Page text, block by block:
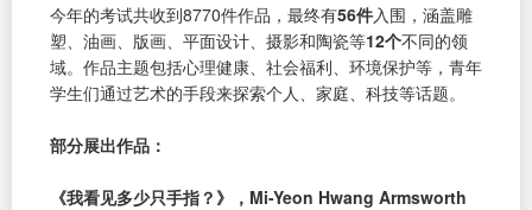
今年的考试共收到8770件作品，最终有56件入围，涵盖雕
塑、油画、版画、平面设计、摄影和陶瓷等12个不同的领
域。作品主题包括心理健康、社会福利、环境保护等，青年
学生们通过艺术的手段来探索个人、家庭、科技等话题。
部分展出作品：
《我看见多少只手指？》，Mi-Yeon Hwang Armsworth